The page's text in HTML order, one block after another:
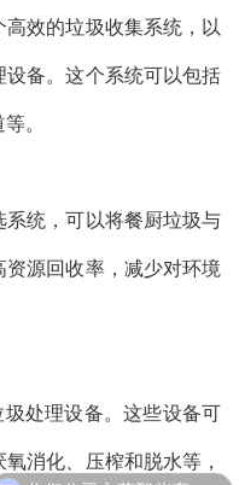
效的垃圾收集系统，以
备。这个系统可以包括
。
统，可以将餐厨垃圾与
源回收率，减少对环境
处理设备。这些设备可
消化、压榨和脱水等，
你们公司主营那些产品？